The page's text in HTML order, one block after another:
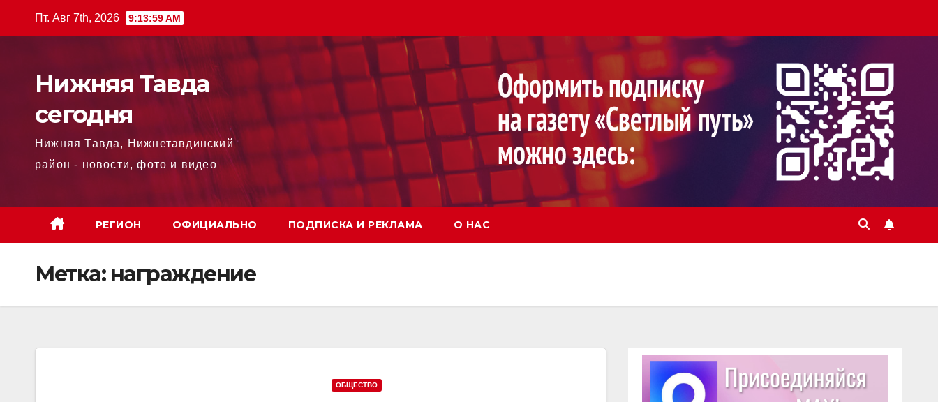
Пт. Авг 7th, 2026 9:14:00 AM
Нижняя Тавда
сегодня
Нижняя Тавда, Нижнетавдинский
район - новости, фото и видео
РЕГИОН ОФИЦИАЛЬНО ПОДПИСКА И РЕКЛАМА О НАС
Метка: награждение
ОБЩЕСТВО